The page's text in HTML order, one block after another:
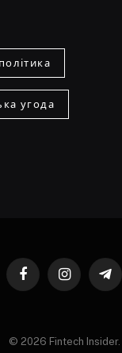
угода
FacebookInstagram
© 2026 Fintech Insider.